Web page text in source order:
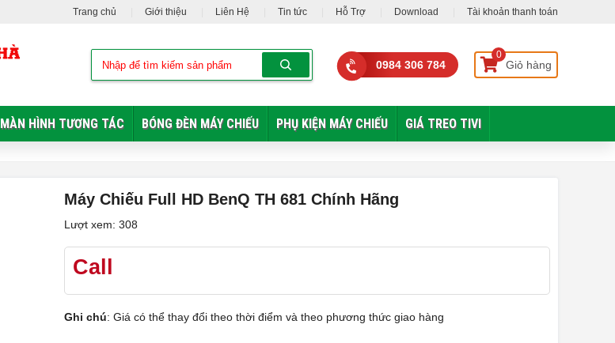
Trang chủ Giới thiệu Liên Hệ Tin tức Hỗ Trợ Download Tài khoản thanh toán
0984 306 784
0
Giỏ hàng
MÀN HÌNH TƯƠNG TÁC BÓNG ĐÈN MÁY CHIẾU PHỤ KIỆN MÁY CHIẾU GIÁ TREO TIVI
Máy Chiếu Full HD BenQ TH 681 Chính Hãng
Lượt xem: 308
Call
Ghi chú: Giá có thể thay đổi theo thời điểm và theo phương thức giao hàng